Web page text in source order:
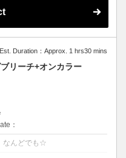
Est. Duration：Approx. 1 hrs30 mins
リーチ+オンカラー
：
なんどでも☆